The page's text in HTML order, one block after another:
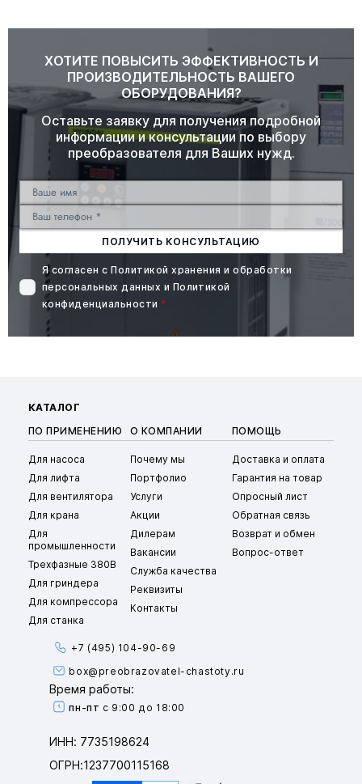
ХОТИТЕ ПОВЫСИТЬ ЭФФЕКТИВНОСТЬ И
ПРОИЗВОДИТЕЛЬНОСТЬ ВАШЕГО
ОБОРУДОВАНИЯ?
Оставьте заявку для получения подробной
информации и консультации по выбору
преобразователя для Ваших нужд.
ПОЛУЧИТЬ КОНСУЛЬТАЦИЮ
Я согласен сПолитикой хранения и обработки
персональных данных и Политикой
конфиденциальности *
КАТАЛОГ
ПО ПРИМЕНЕНИЮ
Для насоса
Для лифта
Для вентилятора
Для крана
Для
промышленности
Трехфазные 380В
Для гриндера
Для компрессора
Для станка
О КОМПАНИИ
Почему мы
Портфолио
Услуги
Акции
Дилерам
Вакансии
Служба качества
Реквизиты
Контакты
ПОМОЩЬ
Доставка и оплата
Гарантия на товар
Опросный лист
Обратная связь
Возврат и обмен
Вопрос-ответ
+7 (495) 104-90-69
box@preobrazovatel-chastoty.ru
Время работы:
пн-пт с 9:00 до 18:00
ИНН: 7735198624
ОГРН:1237700115168